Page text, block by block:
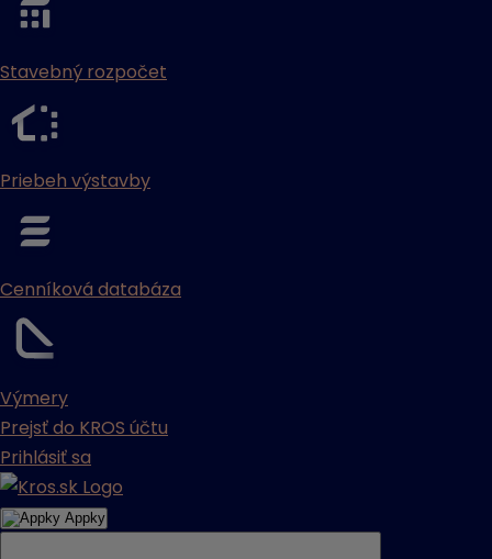
Stavebný rozpočet
Priebeh výstavby
Cenníková databáza
Výmery
Prejsť do KROS účtu
Prihlásiť sa
Appky